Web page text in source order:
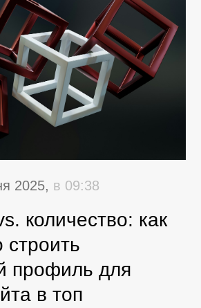
2025, в 09:38
количество: как
строить
профиль для
в топ